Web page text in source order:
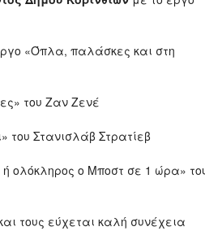
«Όπλα, παλάσκες και στη
του Ζαν Ζενέ
του Στανισλάβ Στρατίεβ
ή ολόκληρος ο Μποστ σε 1 ώρα»
τους εύχεται καλή συνέχεια